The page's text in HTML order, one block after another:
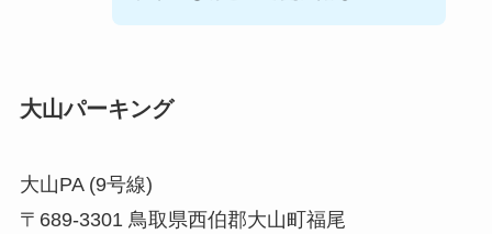
大山パーキング
大山PA (9号線)
〒689-3301 鳥取県西伯郡大山町福尾